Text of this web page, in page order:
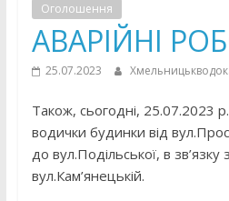
Оголошення
АВАРІЙНІ
25.07.2023
Також, сьогодні, 25.07.2023
водички будинки від
до вул.Подільської, в зв’язку
вул.Кам’янецькій.